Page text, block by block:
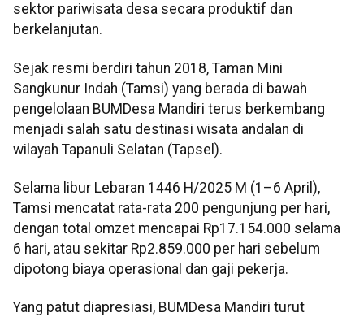
sektor pariwisata desa secara produktif dan
berkelanjutan.
Sejak resmi berdiri tahun 2018, Taman Mini
Sangkunur Indah (Tamsi) yang berada di bawah
pengelolaan BUMDesa Mandiri terus berkembang
menjadi salah satu destinasi wisata andalan di
wilayah Tapanuli Selatan (Tapsel).
Selama libur Lebaran 1446 H/2025 M (1–6 April),
Tamsi mencatat rata-rata 200 pengunjung per hari,
dengan total omzet mencapai Rp17.154.000 selama
6 hari, atau sekitar Rp2.859.000 per hari sebelum
dipotong biaya operasional dan gaji pekerja.
Yang patut diapresiasi, BUMDesa Mandiri turut